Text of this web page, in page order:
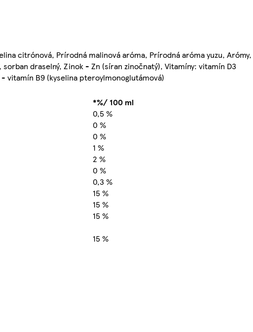
citrónová, Prírodná malinová aróma, Prírodná aróma yuzu, Arómy,
draselný, Zinok - Zn (síran zinočnatý), Vitamíny: vitamín D3
vitamín B9 (kyselina pteroylmonoglutámová)
*%/ 100 ml
0,5 %
0 %
0 %
1 %
2 %
0 %
0,3 %
15 %
15 %
15 %
15 %